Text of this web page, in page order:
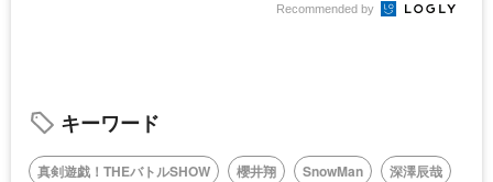
Recommended by
キーワード
真剣遊戯！THEバトルSHOW 櫻井翔 SnowMan
深澤辰哉